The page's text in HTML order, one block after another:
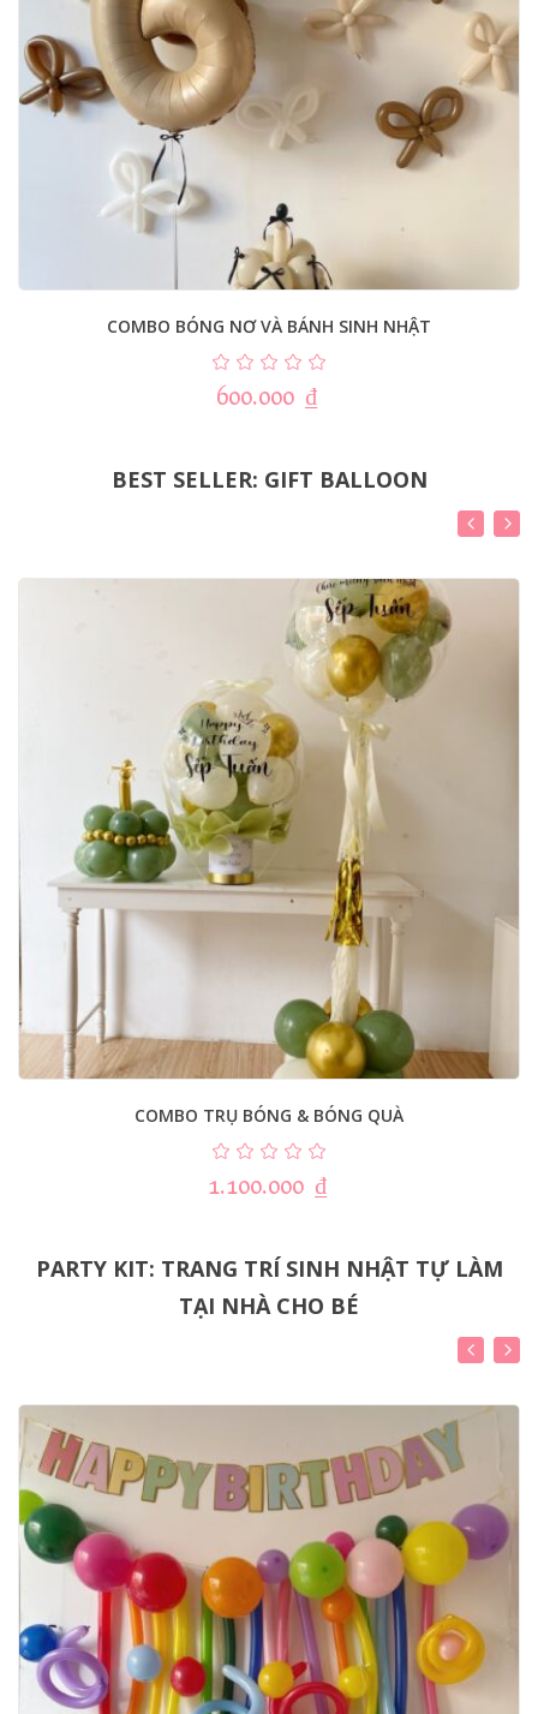
COMBO BÓNG NƠ VÀ BÁNH SINH NHẬT
600.000 ₫
BEST SELLER: GIFT BALLOON
COMBO TRỤ BÓNG & BÓNG QUÀ
1.100.000 ₫
PARTY KIT: TRANG TRÍ SINH NHẬT TỰ LÀM
TẠI NHÀ CHO BÉ